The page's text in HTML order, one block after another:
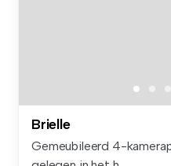
Brielle
Gemeubileerd 4-